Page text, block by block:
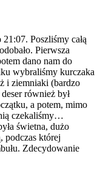
Poszliśmy całą
Pierwsza
dano nam do
wybraliśmy kurczaka
i ziemniaki (bardzo
również był
a potem, mimo
czekaliśmy…
świetna, dużo
podczas której
Zdecydowanie